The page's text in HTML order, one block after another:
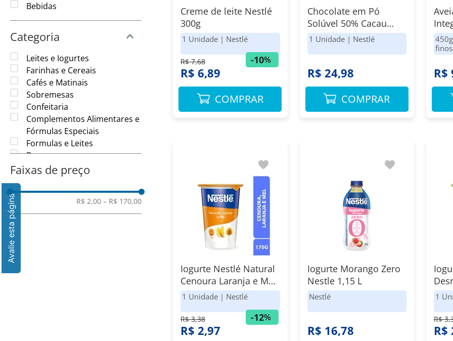
Bebidas
Categoria
Leites e Iogurtes
Farinhas e Cereais
Cafés e Matinais
Sobremesas
Confeitaria
Complementos Alimentares e
Fórmulas Especiais
Formulas e Leites
Doces
Chocolates
Faixas de preço
R$ 2,00 – R$ 170,00
-10%
Creme de leite Nestlé
300g
1 Unidade | Nestlé
R$ 7,68
R$ 6,89
COMPRAR
Chocolate em Pó
Solúvel 50% Cacau
Nestlé Caixa 200g
1 Unidade| Nestlé
R$ 24,98
COMPRAR
R$
-12%
Iogurte Nestlé Natural
Cenoura Laranja e Mel
170G
1 Unidade | Nestlé
R$ 3,38
R$ 2,97
Iogurte Morango Zero
Nestle 1,15 L
Nestlé
R$ 16,78
1
R$
R$